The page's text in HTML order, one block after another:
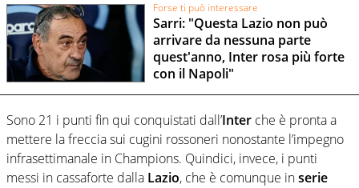
Forse ti può interessare
Sarri: "Questa Lazio non può
arrivare da nessuna parte
quest'anno, Inter rosa più forte
con il Napoli"
Sono 21 i punti fin qui conquistati dall’Inter che è pronta a
mettere la freccia sui cugini rossoneri nonostante l’impegno
infrasettimanale in Champions. Quindici, invece, i punti
messi in cassaforte dalla Lazio, che è comunque inserie